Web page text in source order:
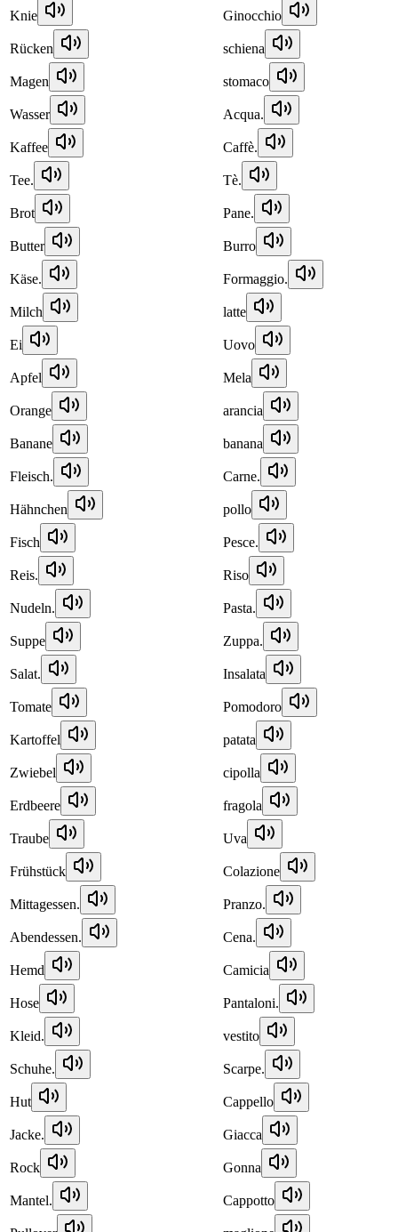
Knie Ginocchio
Rücken schiena
Magen stomaco
Wasser Acqua.
Kaffee Caffè.
Tee. Tè.
Brot Pane.
Butter Burro
Käse. Formaggio.
Milch latte
Ei Uovo
Apfel Mela
Orange arancia
Banane banana
Fleisch. Carne.
Hähnchen pollo
Fisch Pesce.
Reis. Riso
Nudeln. Pasta.
Suppe Zuppa.
Salat. Insalata
Tomate Pomodoro
Kartoffel patata
Zwiebel cipolla
Erdbeere fragola
Traube Uva
Frühstück Colazione
Mittagessen. Pranzo.
Abendessen. Cena.
Hemd Camicia
Hose Pantaloni.
Kleid. vestito
Schuhe. Scarpe.
Hut Cappello
Jacke. Giacca
Rock Gonna
Mantel. Cappotto